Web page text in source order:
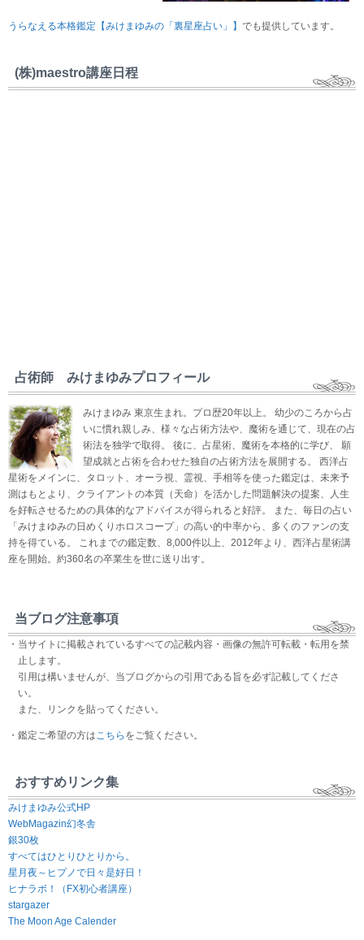
うらなえる本格鑑定【みけまゆみの「裏星座占い」】 でも提供しています。
(株)maestro講座日程
占術師 みけまゆみプロフィール
みけまゆみ 東京生まれ。プロ歴20年以上。 幼少のころから占
いに慣れ親しみ、様々な占術方法や、魔術を通じて、現在の占
術法を独学で取得。 後に、占星術、魔術を本格的に学び、 願
望成就と占術を合わせた独自の占術方法を展開する。 西洋占
星術をメインに、タロット、オーラ視、霊視、手相等を使った鑑定は、未来予
測はもとより、クライアントの本質（天命）を活かした問題解決の提案、人生
を好転させるための具体的なアドバイスが得られると好評。 また、毎日の占い
「みけまゆみの日めくりホロスコープ」の高い的中率から、多くのファンの支
持を得ている。 これまでの鑑定数、8,000件以上、2012年より、西洋占星術講
座を開始。約360名の卒業生を世に送り出す。
当ブログ注意事項
・当サイトに掲載されているすべての記載内容・画像の無許可転載・転用を禁
止します。
引用は構いませんが、当ブログからの引用である旨を必ず記載してくださ
い。
また、リンクを貼ってください。
・鑑定ご希望の方はこちら をご覧ください。
おすすめリンク集
みけまゆみ公式HP
WebMagazin幻冬舎
銀30枚
すべてはひとりひとりから。
星月夜～ヒプノで日々是好日！
ヒナラボ！（FX初心者講座）
stargazer
The Moon Age Calender